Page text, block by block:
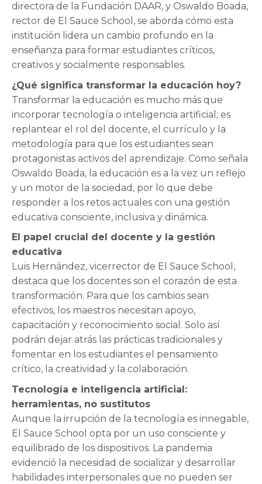
directora de la Fundación DAAR, y Oswaldo Boada,
rector de El Sauce School, se aborda cómo esta
institución lidera un cambio profundo en la
enseñanza para formar estudiantes críticos,
creativos y socialmente responsables.
¿Qué significa transformar la educación hoy?
Transformar la educación es mucho más que
incorporar tecnología o inteligencia artificial; es
replantear el rol del docente, el currículo y la
metodología para que los estudiantes sean
protagonistas activos del aprendizaje. Como señala
Oswaldo Boada, la educación es a la vez un reflejo
y un motor de la sociedad, por lo que debe
responder a los retos actuales con una gestión
educativa consciente, inclusiva y dinámica.
El papel crucial del docente y la gestión
educativa
Luis Hernández, vicerrector de El Sauce School,
destaca que los docentes son el corazón de esta
transformación. Para que los cambios sean
efectivos, los maestros necesitan apoyo,
capacitación y reconocimiento social. Solo así
podrán dejar atrás las prácticas tradicionales y
fomentar en los estudiantes el pensamiento
crítico, la creatividad y la colaboración.
Tecnología e inteligencia artificial:
herramientas, no sustitutos
Aunque la irrupción de la tecnología es innegable,
El Sauce School opta por un uso consciente y
equilibrado de los dispositivos. La pandemia
evidenció la necesidad de socializar y desarrollar
habilidades interpersonales que no pueden ser